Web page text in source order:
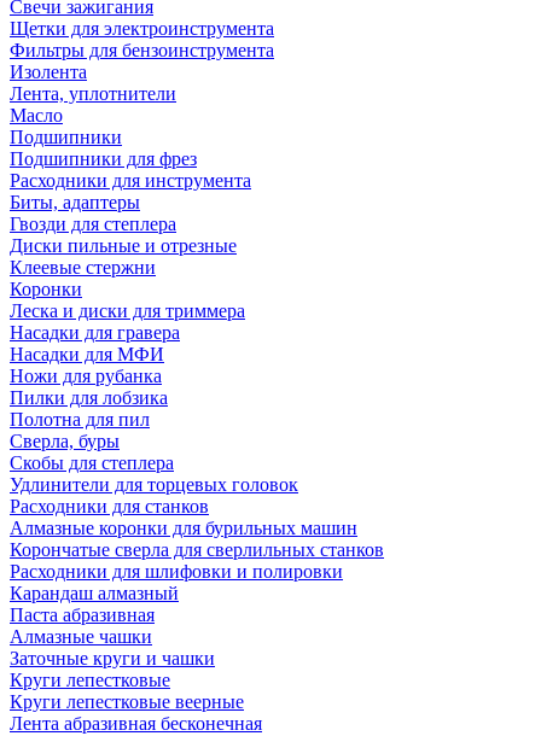
Свечи зажигания
Щетки для электроинструмента
Фильтры для бензоинструмента
Изолента
Лента, уплотнители
Масло
Подшипники
Подшипники для фрез
Расходники для инструмента
Биты, адаптеры
Гвозди для степлера
Диски пильные и отрезные
Клеевые стержни
Коронки
Леска и диски для триммера
Насадки для гравера
Насадки для МФИ
Ножи для рубанка
Пилки для лобзика
Полотна для пил
Сверла, буры
Скобы для степлера
Удлинители для торцевых головок
Расходники для станков
Алмазные коронки для бурильных машин
Корончатые сверла для сверлильных станков
Расходники для шлифовки и полировки
Карандаш алмазный
Паста абразивная
Алмазные чашки
Заточные круги и чашки
Круги лепестковые
Круги лепестковые веерные
Лента абразивная бесконечная